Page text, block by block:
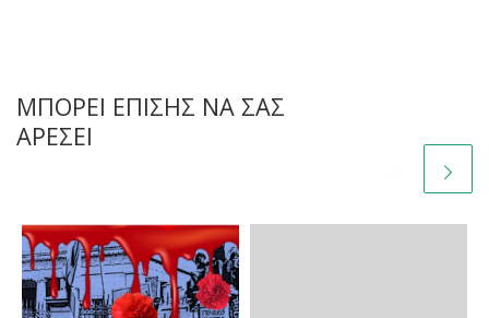
ΜΠΟΡΕΊ ΕΠΊΣΗΣ ΝΑ ΣΑΣ
ΑΡΈΣΕΙ